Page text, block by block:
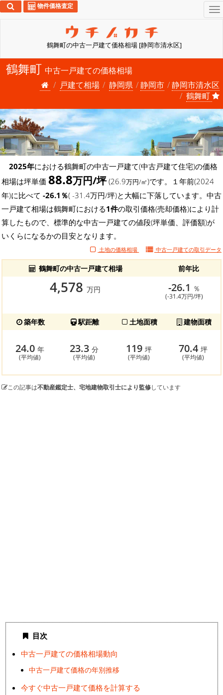
鶴舞町の中古一戸建て価格相場 [静岡市清水区]
物件価格査定
鶴舞町 中古一戸建ての価格相場
戸建て相場
静岡県 静岡市
静岡市清水区
鶴舞町
2025年における鶴舞町の中古一戸建て(中古戸建て住宅)の価格
相場は坪単価 88.8万円/坪(26.9万円/㎡)です。１年前(2024
年)に比べて -26.1％( -31.4万円/坪)と大幅に下落しています。中古
一戸建て相場は鶴舞町における1件の取引価格(売却価格)により計
算したもので、標準的な中古一戸建ての値段(坪単価、評価額)が
いくらになるかの目安となります。
土地の価格相場 中古一戸建ての取引データ
鶴舞町の中古一戸建て相場 前年比
4,578 万円 -26.1 ％
(-31.4万円/坪)
築年数 駅距離 土地面積 建物面積
24.0 年
(平均値)
23.3分
(平均値)
119 坪
(平均値)
70.4坪
(平均値)
この記事は不動産鑑定士、宅地建物取引士により監修しています
目次
中古一戸建ての価格相場動向
中古一戸建て価格の年別推移
今すぐ中古一戸建て価格を計算する